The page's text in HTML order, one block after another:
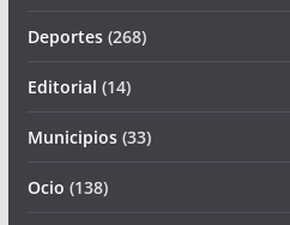
Deportes(268)
Editorial (14)
Municipios(33)
Ocio (138)